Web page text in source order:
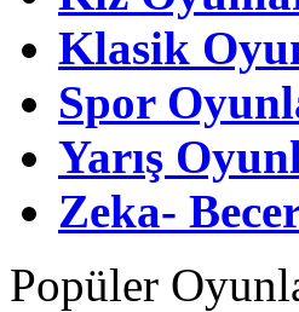
Klasik
Spor
Yarış
Zeka-
Popüler